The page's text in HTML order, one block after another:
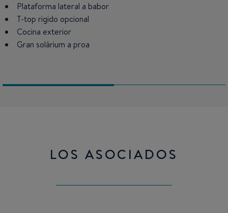
Plataforma lateral a babor
T-top rigido opcional
Cocina exterior
Gran solárium a proa
microondas opcional
Portillos abriblespara aportar luminosidad y ventilación
LOS ASOCIADOS